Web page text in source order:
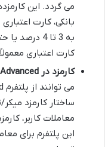
می گردد. این
بانکی، کارت
به 3 تا 4
کارت اعتباری معمولاً
کارمزد در Coinbase Advanced:
معاملات کاربر،
این پلتفرم برای